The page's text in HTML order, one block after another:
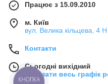
Працює з 15.09.2010
м. Київ
вул. Велика кільцева, 4
Контакти
Сьогодні вихідний
Показати весь графік
КНОПКА